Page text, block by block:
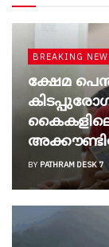
BREAKING
ക്ഷേമ
BY PATHRAM DESK 7